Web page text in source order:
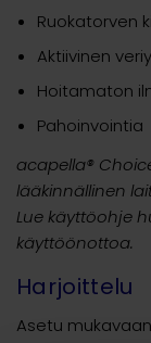
Ruokatorven
Aktiivinen
Hoitamaton
Pahoinvointia
acapella®
lääkinnällinen
Lue käyttöohje
käyttöönottoa.
Harjoittelu
Asetu